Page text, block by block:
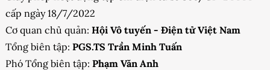
cấp ngày 18/7/2022
Cơ quan chủ quản: Hội Vô tuyến - Điện tử Việt Nam
Tổng biên tập: PGS.TS Trần Minh Tuấn
Phó Tổng biên tập: Phạm Văn Anh